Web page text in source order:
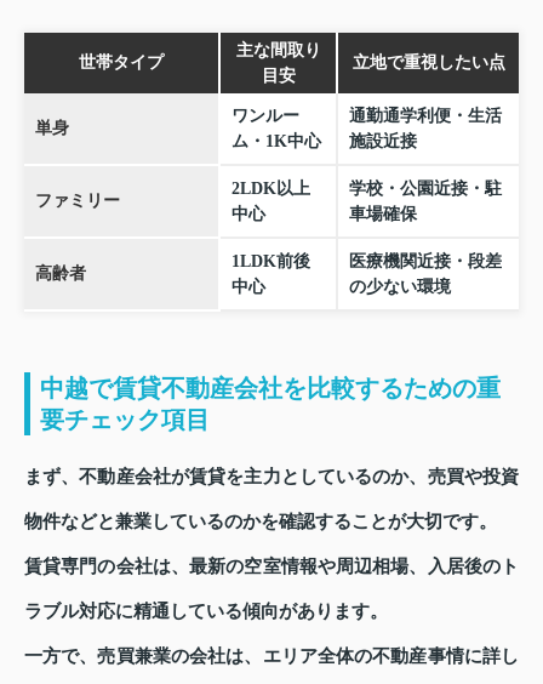
世帯タイプ
主な間取り
目安
立地で重視したい点
単身
ワンルー
ム・1K中心
通勤通学利便・生活
施設近接
ファミリー
2LDK以上
中心
学校・公園近接・駐
車場確保
高齢者
1LDK前後
中心
医療機関近接・段差
の少ない環境
中越で賃貸不動産会社を比較するための重
要チェック項目
まず、不動産会社が賃貸を主力としているのか、売買や投資
物件などと兼業しているのかを確認することが大切です。
賃貸専門の会社は、最新の空室情報や周辺相場、入居後のト
ラブル対応に精通している傾向があります。
一方で、売買兼業の会社は、エリア全体の不動産事情に詳し